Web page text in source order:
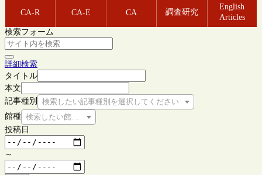
CA-R CA-E CA 調査研究
English
Articles
検索フォーム
詳細検索
タイトル
本文
記事種別
検索したい記事種別を選択してください
館種 検索したい館種を選択してください
投稿日
～